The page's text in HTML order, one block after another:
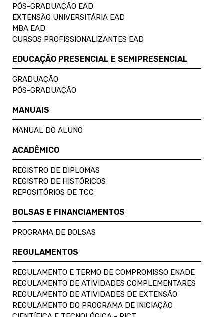
PÓS-GRADUAÇÃO EAD
EXTENSÃO UNIVERSITÁRIA EAD
MBA EAD
CURSOS PROFISSIONALIZANTES EAD
EDUCAÇÃO PRESENCIAL E SEMIPRESENCIAL
GRADUAÇÃO
PÓS-GRADUAÇÃO
MANUAIS
MANUAL DO ALUNO
ACADÊMICO
REGISTRO DE DIPLOMAS
REGISTRO DE HISTÓRICOS
REPOSITÓRIOS DE TCC
BOLSAS E FINANCIAMENTOS
PROGRAMA DE BOLSAS
REGULAMENTOS
REGULAMENTO E TERMO DE COMPROMISSO ENADE
REGULAMENTO DE ATIVIDADES COMPLEMENTARES
REGULAMENTO DE ATIVIDADES DE EXTENSÃO
REGULAMENTO DO PROGRAMA DE INICIAÇÃO